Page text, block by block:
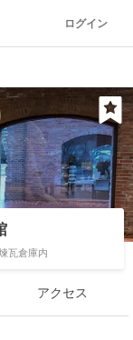
ログイン
瓦倉庫内
アクセス